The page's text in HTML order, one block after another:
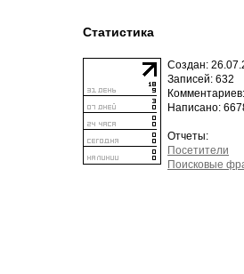
Статистика
Создан:
Записей: 632
Написано:
Отчеты:
Посетители
Поисковые